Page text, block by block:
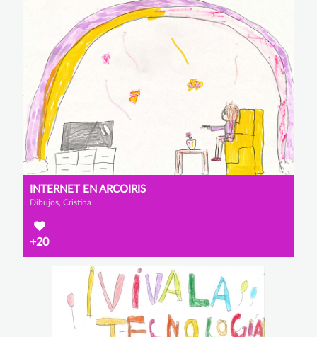
INTERNET EN ARCOIRIS
Dibujos, Cristina
+20